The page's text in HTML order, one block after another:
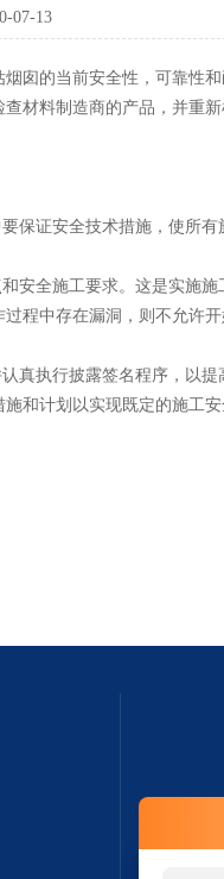
07-13
的当前安全性，可靠性和
材料制造商的产品，并重新
证安全技术措施，使所有
全施工要求。这是实施施
程中存在漏洞，则不允许开
执行披露签名程序，以提
和计划以实现既定的施工安